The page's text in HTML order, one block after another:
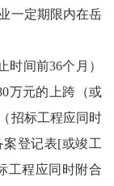
一定期限内在岳
时间前36个月）
万元的上跨（或
招标工程应同时
登记表[或竣工
工程应同时附合